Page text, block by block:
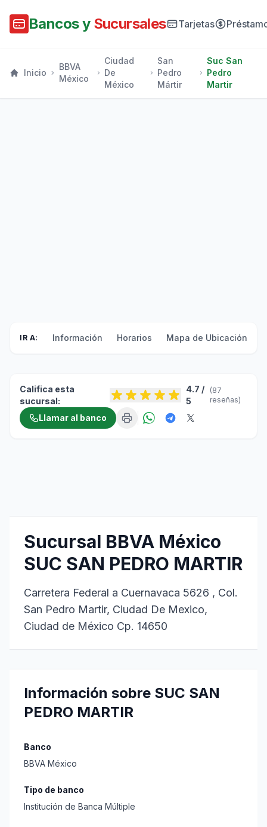
Bancos y Sucursales Tarjetas
Inicio
BBVA
México
Ciudad
De
México
San
Pedro
Mártir
Suc San
Pedro
Martir
IR A: Información Horarios Mapa de Ubicación
Califica esta
sucursal:
4.7 /
5
(87
reseñas)
Llamar al banco
Sucursal BBVA México
SUC SAN PEDRO MARTIR
Carretera Federal a Cuernavaca 5626 , Col.
San Pedro Martir, Ciudad De Mexico,
Ciudad de México Cp. 14650
Información sobre SUC SAN
PEDRO MARTIR
Banco
BBVA México
Tipo de banco
Institución de Banca Múltiple